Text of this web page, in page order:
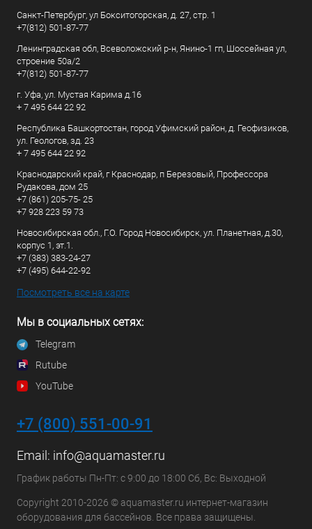
Санкт-Петербург, ул Бокситогорская, д. 27, стр. 1
+7(812) 501-87-77
Ленинградская обл, Всеволожский р-н, Янино-1 гп, Шоссейная ул,
строение 50а/2
+7(812) 501-87-77
г. Уфа, ул. Мустая Карима д.16
+ 7 495 644 22 92
Республика Башкортостан, город Уфимский район, д. Геофизиков,
ул. Геологов, зд. 23
+ 7 495 644 22 92
Краснодарский край, г Краснодар, п Березовый, Профессора
Рудакова, дом 25
+7 (861) 205-75- 25
+7 928 223 59 73
Новосибирская обл., Г.О. Город Новосибирск, ул. Планетная, д.30,
корпус 1, эт.1.
+7 (383) 383-24-27
+7 (495) 644-22-92
Посмотреть все на карте
Мы в социальных сетях:
Telegram
Rutube
YouTube
+7 (800) 551-00-91
Email: info@aquamaster.ru
График работы Пн-Пт: с 9:00 до 18:00 Сб, Вс: Выходной
Copyright 2010-2026 © aquamaster.ru интернет-магазин
оборудования для бассейнов. Все права защищены.